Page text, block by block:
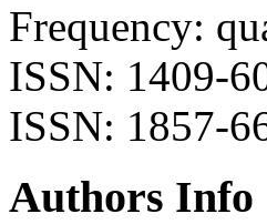
Frequency:
ISSN: 1409-
ISSN: 1857-
Authors Info